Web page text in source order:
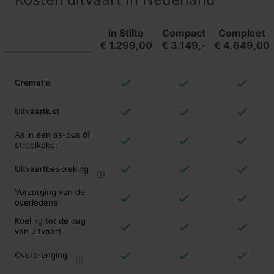
in Stilte
€ 1.299,00
Compact
€ 3.149,-
Compleet
€ 4.649,00
Crematie
Uitvaartkist
As in een as-bus óf
strooikoker
Uitvaartbespreking
Verzorging van de
overledene
Koeling tot de dag
van uitvaart
Overbrenging